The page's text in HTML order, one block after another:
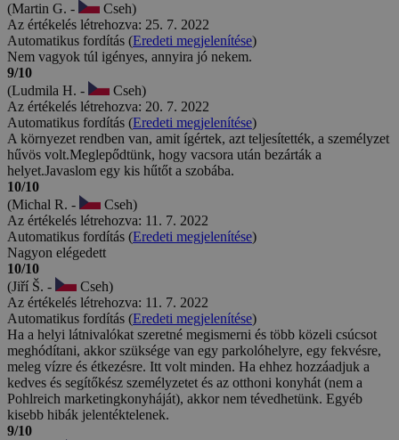
(Martin G. -
Cseh)
Az értékelés létrehozva: 25. 7. 2022
Automatikus fordítás (Eredeti megjelenítése)
Nem vagyok túl igényes, annyira jó nekem.
9/10
(Ludmila H. -
Cseh)
Az értékelés létrehozva: 20. 7. 2022
Automatikus fordítás (Eredeti megjelenítése)
A környezet rendben van, amit ígértek, azt teljesítették, a személyzet
hűvös volt.Meglepődtünk, hogy vacsora után bezárták a
helyet.Javaslom egy kis hűtőt a szobába.
10/10
(Michal R. -
Cseh)
Az értékelés létrehozva: 11. 7. 2022
Automatikus fordítás (Eredeti megjelenítése)
Nagyon elégedett
10/10
(Jiří Š. -
Cseh)
Az értékelés létrehozva: 11. 7. 2022
Automatikus fordítás (Eredeti megjelenítése)
Ha a helyi látnivalókat szeretné megismerni és több közeli csúcsot
meghódítani, akkor szüksége van egy parkolóhelyre, egy fekvésre,
meleg vízre és étkezésre. Itt volt minden. Ha ehhez hozzáadjuk a
kedves és segítőkész személyzetet és az otthoni konyhát (nem a
Pohlreich marketingkonyháját), akkor nem tévedhetünk. Egyéb
kisebb hibák jelentéktelenek.
9/10